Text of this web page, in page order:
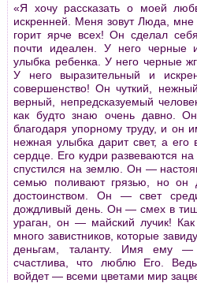
«Я хочу рассказать о моей
искренней. Меня зовут Люда,
горит ярче всех! Он сделал
почти идеален. У него черные
улыбка ребенка. У него черные
У него выразительный и
совершенство! Он чуткий,
верный, непредсказуемый
как будто знаю очень давно.
благодаря упорному труду, и он
нежная улыбка дарит свет, а его
сердце. Его кудри развеваются
спустился на землю. Он —
семью поливают грязью, но он
достоинством. Он — свет
дождливый день. Он — смех в
ураган, он — майский лучик!
много завистников, которые
деньгам, таланту. Имя
счастлива, что люблю Его.
войдет — всеми цветами мир